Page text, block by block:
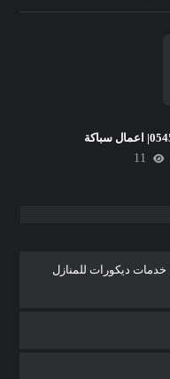
11
ديكورات للمنازل